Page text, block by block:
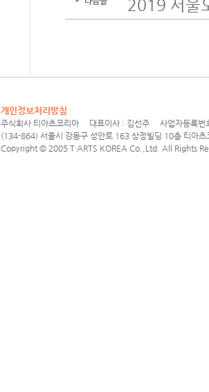
2019 서울
개인정보처리방침
주식회사 티아츠코리아 대표이사 : 김선주 사업자등록
(134-864) 서울시 강동구 성안로 163 상정빌딩 10층
Copyright © 2005 T·ARTS KOREA Co.,Ltd. All Rights